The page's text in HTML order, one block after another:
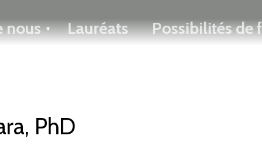
ENGLISH
nous Toggle menu
Lauréats Possibilités de
PhD